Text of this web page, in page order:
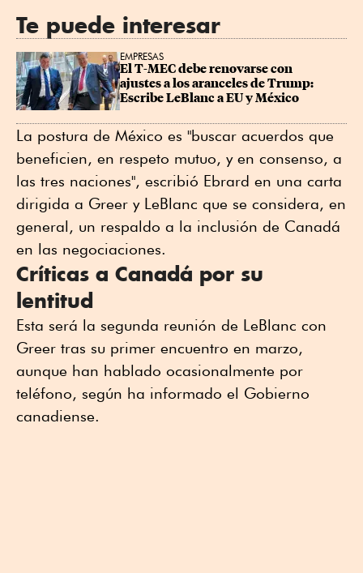
Te puede interesar
EMPRESAS
El T-MEC debe renovarse con
ajustes a los aranceles de Trump:
Escribe LeBlanc a EU y México
La postura de México es "buscar acuerdos que
beneficien, en respeto mutuo, y en consenso, a
las tres naciones", escribió Ebrard en una carta
dirigida a Greer y LeBlanc que se considera, en
general, un respaldo a la inclusión ⁠de Canadá
en las negociaciones.
Críticas a Canadá por su
lentitud
Esta será la segunda ⁠reunión de LeBlanc con
Greer tras su primer encuentro en ⁠marzo,
aunque han hablado ocasionalmente por
teléfono, según ha informado el Gobierno
canadiense.